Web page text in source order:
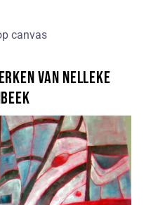
canvas
van Nelleke